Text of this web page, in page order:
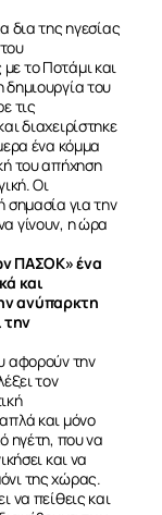
δια της ηγεσίας
το Ποτάμι και
του
τις
διαχειρίστηκε
ένα κόμμα
του απήχηση
Οι
σημασία για την
γίνουν, η ώρα
ΠΑΣΟΚ» ένα
και
ανύπαρκτη
την
αφορούν την
τον
και μόνο
ηγέτη, που να
και να
της χώρας.
να πείθεις και